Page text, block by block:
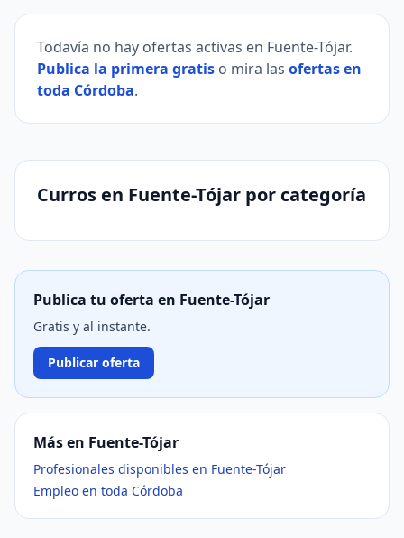
Todavía no hay ofertas activas en Fuente-Tójar.
Publica la primera gratis o mira las ofertas en
toda Córdoba.
Curros en Fuente-Tójar por categoría
Publica tu oferta en Fuente-Tójar
Gratis y al instante.
Publicar oferta
Más en Fuente-Tójar
Profesionales disponibles en Fuente-Tójar
Empleo en toda Córdoba